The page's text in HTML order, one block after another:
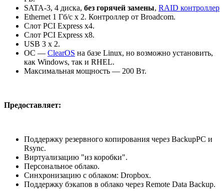
SATA-3, 4 диска, без горячей замены, RAID контроллер
Ethernet 1 Гб/с x 2. Контроллер от Broadcom.
Слот PCI Express x4.
Слот PCI Express x8.
USB 3 x 2.
ОС — ClearOS на базе Linux, но возможно установить,
как Windows, так и RHEL.
Максимальная мощность — 200 Вт.
Предоставляет:
Поддержку резервного копирования через BackupPC и
Rsync.
Виртуализацию "из коробки".
Персональное облако.
Синхронизацию с облаком: Dropbox.
Поддержку бэкапов в облако через Remote Data Backup.